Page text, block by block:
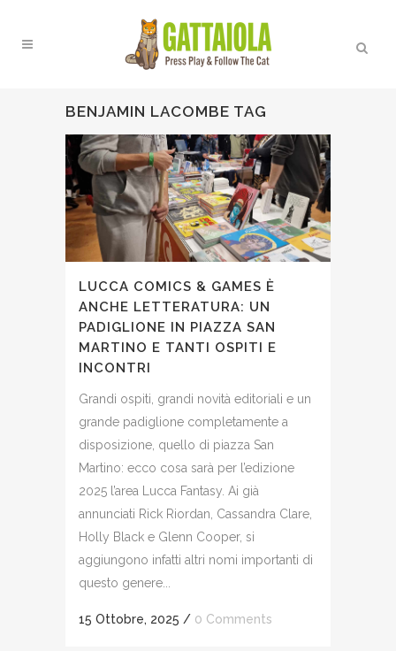
BENJAMIN LACOMBE TAG
LUCCA COMICS & GAMES È
ANCHE LETTERATURA: UN
PADIGLIONE IN PIAZZA SAN
MARTINO E TANTI OSPITI E
INCONTRI
Grandi ospiti, grandi novità editoriali e un
grande padiglione completamente a
disposizione, quello di piazza San
Martino: ecco cosa sarà per l’edizione
2025 l’area Lucca Fantasy. Ai già
annunciati Rick Riordan, Cassandra Clare,
Holly Black e Glenn Cooper, si
aggiungono infatti altri nomi importanti di
questo genere...
15 Ottobre, 2025 / 0 Comments